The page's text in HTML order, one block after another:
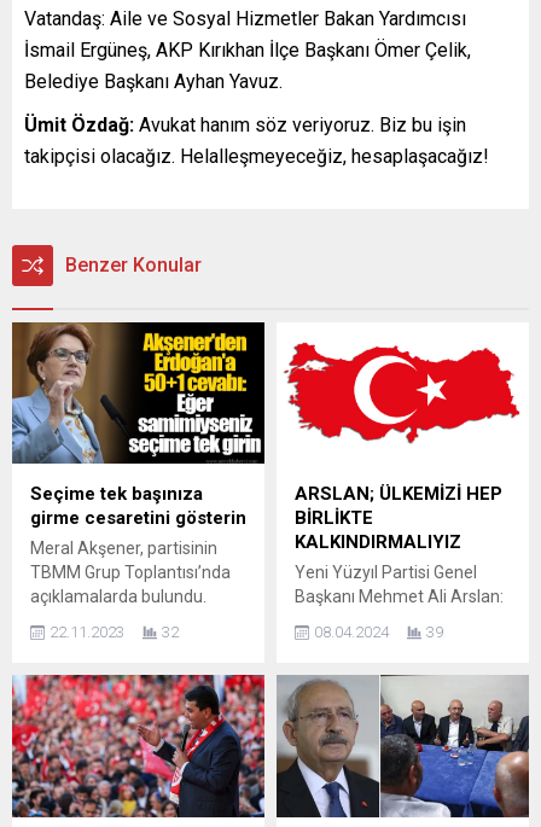
Vatandaş: Aile ve Sosyal Hizmetler Bakan Yardımcısı
İsmail Ergüneş, AKP Kırıkhan İlçe Başkanı Ömer Çelik,
Belediye Başkanı Ayhan Yavuz.
Ümit Özdağ: Avukat hanım söz veriyoruz. Biz bu işin
takipçisi olacağız. Helalleşmeyeceğiz, hesaplaşacağız!
Benzer Konular
Seçime tek başınıza
girme cesaretini gösterin
Meral Akşener, partisinin
TBMM Grup Toplantısı’nda
açıklamalarda bulundu.
olarak ittifak sisteminin,
de bizim gibi önüne geçin.
Gelin, Türk demokrasisinin,
tıkanan nefesini açmak için
siz de, bizim gibi, bir adım
atın. Gelin, önümüzdeki
seçimlere AK Parti olarak,
22.11.2023 32
ARSLAN; ÜLKEMİZİ HEP
BİRLİKTE
KALKINDIRMALIYIZ
Yeni Yüzyıl Partisi Genel
Başkanı Mehmet Ali Arslan:
Geçiyor; Yeni Yüzyıl
Mehmet Ali Arslan, ülkenin
ekonomik alanda büyük bir
zorlukla karşı karşıya
olduğunu belirtti. Arslan, son
zamanlarda hükümet
kurmaylarının vermiş olduğu
08.04.2024 39